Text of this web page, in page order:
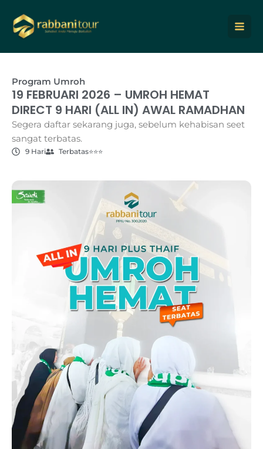
konten
Program Umroh
19 FEBRUARI 2026 – UMROH HEMAT
DIRECT 9 HARI (ALL IN) AWAL RAMADHAN
Segera daftar sekarang juga, sebelum kehabisan seet
sangat terbatas.
9 Hari Terbatas⭐⭐⭐